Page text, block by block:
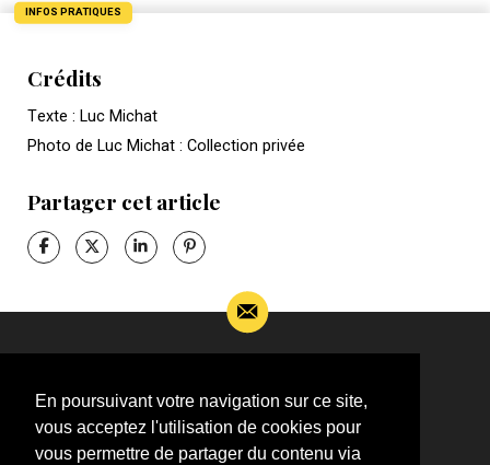
En poursuivant votre navigation sur ce site,
vous acceptez l'utilisation de cookies pour
vous permettre de partager du contenu via
INFOS PRATIQUES
Crédits
Texte : Luc Michat
Photo de Luc Michat : Collection privée
Partager cet article
complémentaires sur l’actualité de Jean-Jacques
Goldman,
ÉCRIVEZ-MOI !